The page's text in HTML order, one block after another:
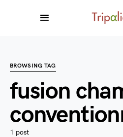
BROWSING TAG
fusion
1 post